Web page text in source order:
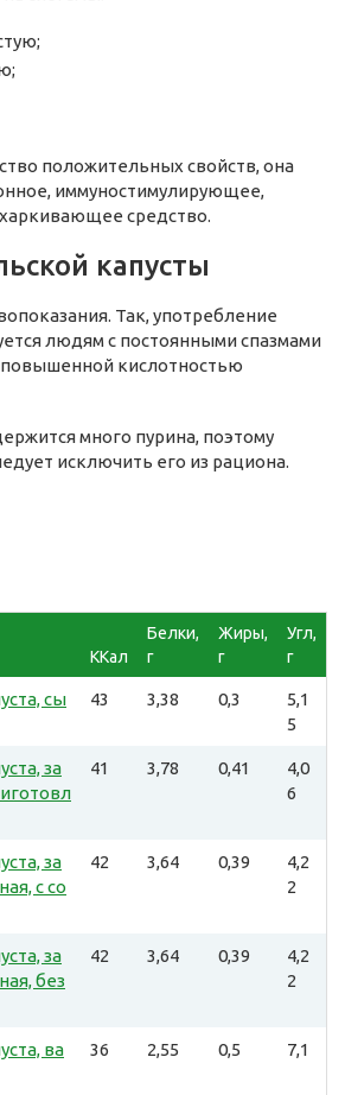
положительных свойств, она
иммуностимулирующее,
средство.
капусты
Так, употребление
людям с постоянными спазмами
кислотностью
много пурина, поэтому
исключить его из рациона.
ККал
Белки,
г
Жиры,
г
Угл,
г
сы
43 3,38 0,3
5,1
5
за
41 3,78 0,41
4,0
6
за
с со
42 3,64 0,39
4,2
2
за
без
42 3,64 0,39
4,2
2
ва
36 2,55 0,5 7,1